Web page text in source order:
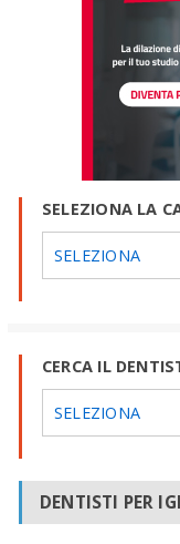
SELEZIONA LA
SELEZIONA
CERCA IL
SELEZIONA
DENTISTI PER